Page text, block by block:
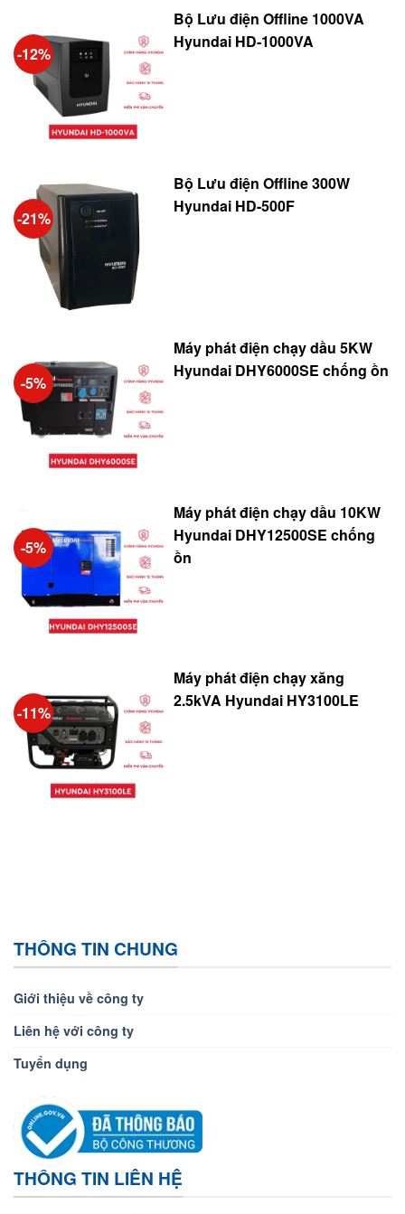
-12%
Bộ Lưu điện Offline 1000VA
Hyundai HD-1000VA
-21%
Bộ Lưu điện Offline 300W
Hyundai HD-500F
-5%
Máy phát điện chạy dầu 5KW
Hyundai DHY6000SE chống ồn
-5%
Máy phát điện chạy dầu 10KW
Hyundai DHY12500SE chống
ồn
-11%
Máy phát điện chạy xăng
2.5kVA Hyundai HY3100LE
THÔNG TIN CHUNG
Giới thiệu về công ty
Liên hệ với công ty
Tuyển dụng
THÔNG TIN LIÊN HỆ